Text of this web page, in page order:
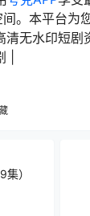
间。本平台为
无水印短剧
|
）